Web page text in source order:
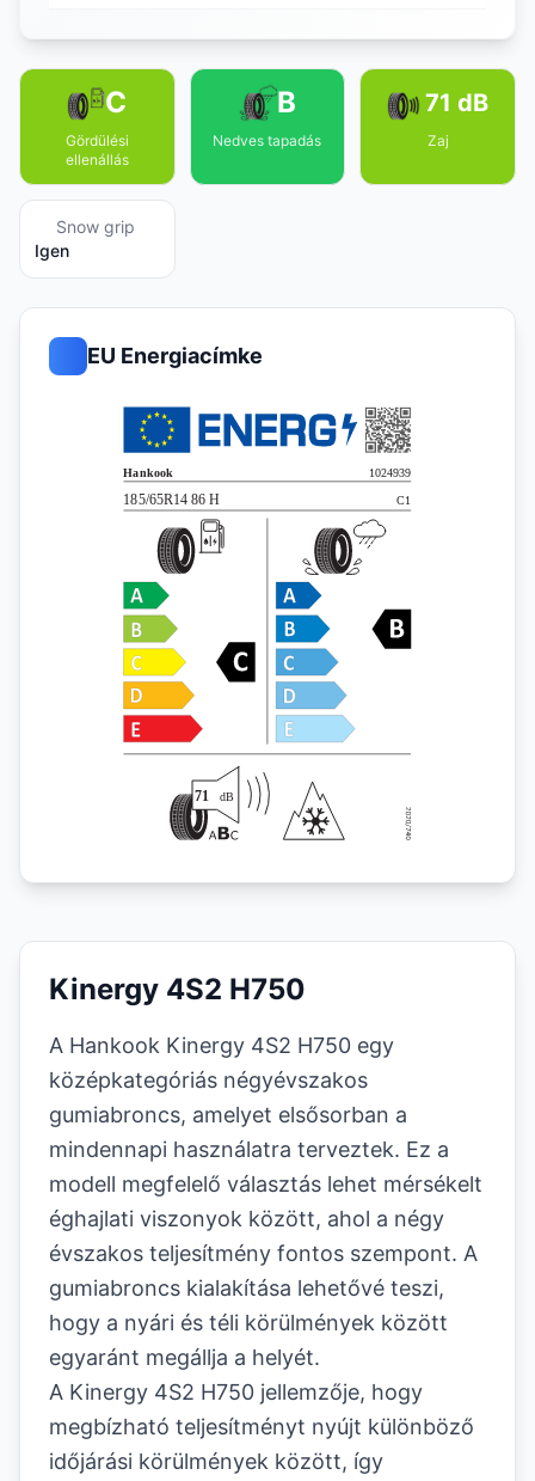
C
Gördülési
ellenállás
B
Nedves tapadás
71 dB
Zaj
Snow grip
Igen
EU Energiacímke
Kinergy 4S2 H750
A Hankook Kinergy 4S2 H750 egy
középkategóriás négyévszakos
gumiabroncs, amelyet elsősorban a
mindennapi használatra terveztek. Ez a
modell megfelelő választás lehet mérsékelt
éghajlati viszonyok között, ahol a négy
évszakos teljesítmény fontos szempont. A
gumiabroncs kialakítása lehetővé teszi,
hogy a nyári és téli körülmények között
egyaránt megállja a helyét.
A Kinergy 4S2 H750 jellemzője, hogy
megbízható teljesítményt nyújt különböző
időjárási körülmények között, így